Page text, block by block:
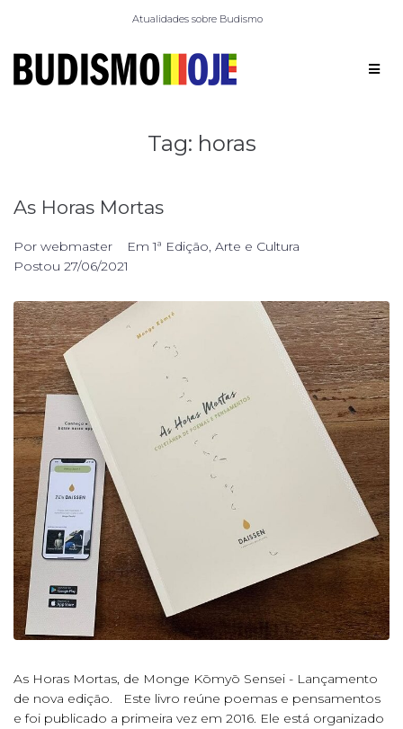
Atualidades sobre Budismo
Tag: horas
As Horas Mortas
Por webmaster Em1ª Edição, Arte e Cultura
Postou 27/06/2021
As Horas Mortas, de Monge Kōmyō Sensei - Lançamento
de nova edição. Este livro reúne poemas e pensamentos
e foi publicado a primeira vez em 2016. Ele está organizado